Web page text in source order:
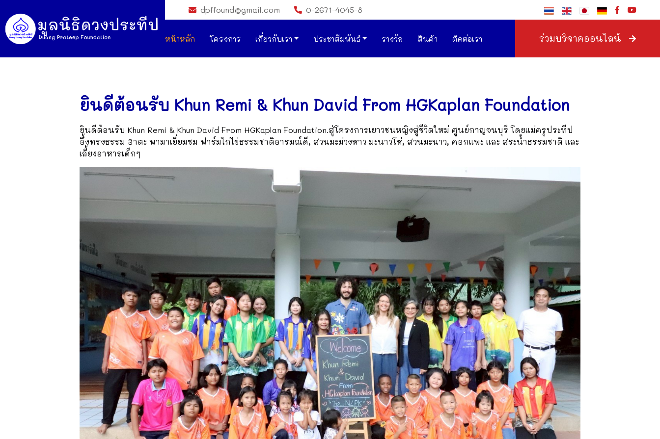
dpffound@gmail.com 0-2671-4045-8
หน้าหลัก โครงการ เกี่ยวกับเรา ประชาสัมพันธ์ รางวัล สินค้า ติดต่อเรา ร่วมบริจาคออนไลน์
ยินดีต้อนรับ Khun Remi & Khun David From HGKaplan Foundation
ยินดีต้อนรับ Khun Remi & Khun David From HGKaplan Foundation.สู่โครงการเยาวชนหญิงสู่ชีวิตใหม่ ศูนย์กาญจนบุรี โดยแม่ครูประทีป
อึ้งทรงธรรม ฮาตะ พามาเยี่ยมชม ฟาร์มไก่ไข่ธรรมชาติอารมณ์ดี, สวนมะม่วงหาว มะนาวโห่, สวนมะนาว, คอกแพะ และ สระน้ำธรรมชาติ และ
เลี้ยงอาหารเด็กๆ